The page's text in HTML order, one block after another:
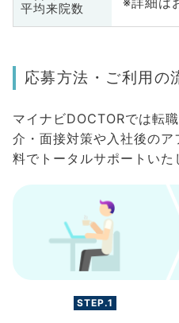
平均来院数
応募方法・ご利用の
マイナビDOCTORでは転
介・面接対策や入社後の
料でトータルサポートいた
STEP.1